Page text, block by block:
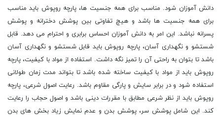
دانش آموزان شود. مناسب برای همه جنسیت ها، پارچه روپوش باید مناسب
برای همه جنسیت ها باشد و هیچ تفاوتی بین پوشش دخترانه و پوشش
پسرانه نباشد. این امر به دانش آموزان احساس برابری و احترام می دهد. قابل
شستشو و نگهداری آسان، پارچه روپوش باید قابل شستشو و نگهداری آسان
باشد تا بتوان به راحتی آن را تمیز نگه داشت. استفاده از مواد با کیفیت، پارچه
روپوش باید از مواد با کیفیت ساخته شده باشد تا بتواند مدت زمان طولانی
استفاده شود و در برابر سایش و پارگی مقاوم باشد. رعایت اصول شرعی، پارچه
روپوش باید از نظر شرعی مطابق با مقررات دینی باشد و اصول حجاب را رعایت
کند. این شامل پوشش سر، پوشش بدن و عدم نمایش زیاد بخش های بدن